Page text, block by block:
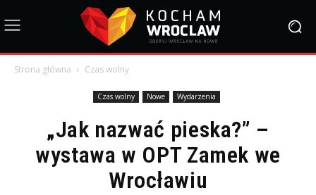
Strona główna Czas wolny
Czas wolny Nowe Wydarzenia
„Jak nazwać pieska?” –
wystawa w OPT Zamek we
Wrocławiu